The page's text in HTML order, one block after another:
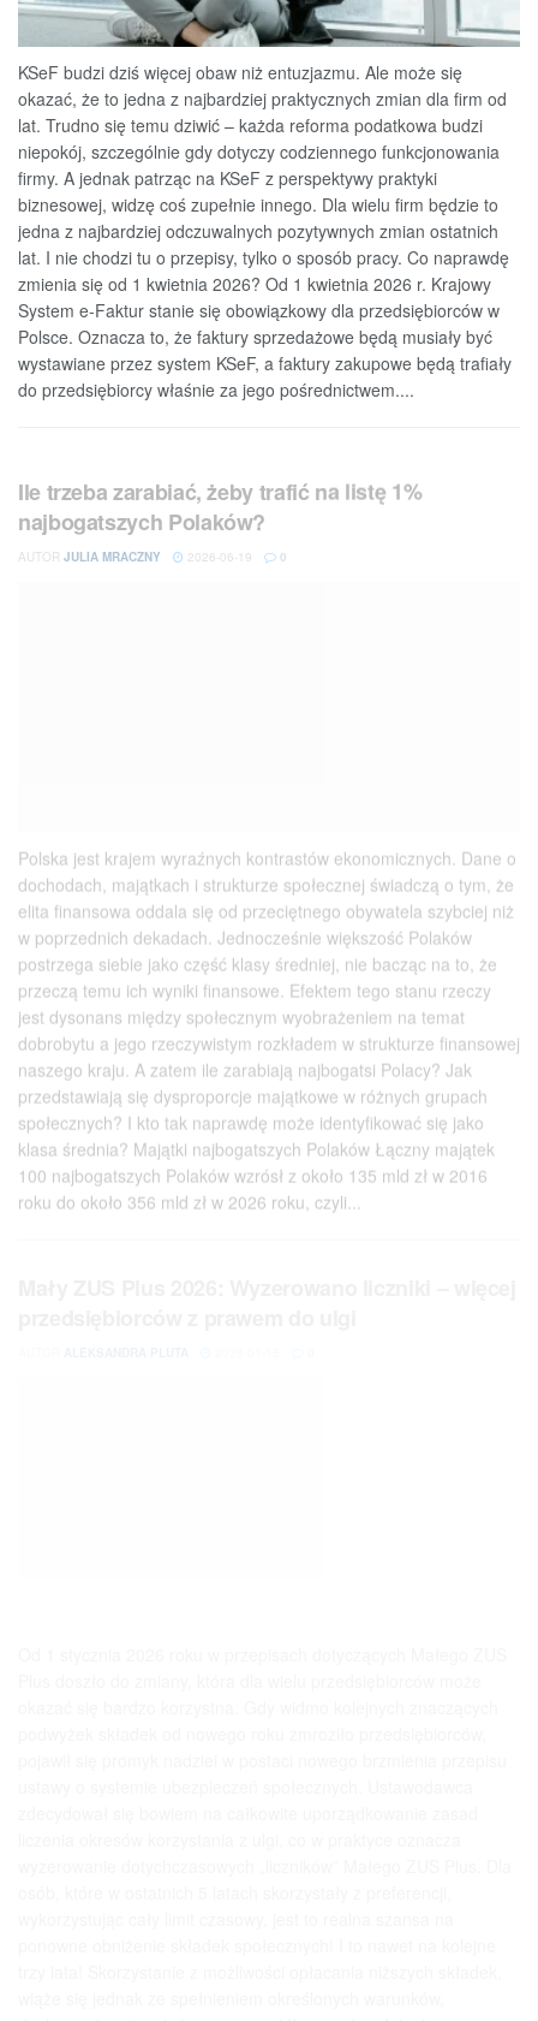
KSeF budzi dziś więcej obaw niż entuzjazmu. Ale może się
okazać, że to jedna z najbardziej praktycznych zmian dla firm od
lat. Trudno się temu dziwić – każda reforma podatkowa budzi
niepokój, szczególnie gdy dotyczy codziennego funkcjonowania
firmy. A jednak patrząc na KSeF z perspektywy praktyki
biznesowej, widzę coś zupełnie innego. Dla wielu firm będzie to
jedna z najbardziej odczuwalnych pozytywnych zmian ostatnich
lat. I nie chodzi tu o przepisy, tylko o sposób pracy. Co naprawdę
zmienia się od 1 kwietnia 2026? Od 1 kwietnia 2026 r. Krajowy
System e-Faktur stanie się obowiązkowy dla przedsiębiorców w
Polsce. Oznacza to, że faktury sprzedażowe będą musiały być
wystawiane przez system KSeF, a faktury zakupowe będą trafiały
do przedsiębiorcy właśnie za jego pośrednictwem....
najbogatszych Polaków?
AUTOR JULIA MRACZNY 2026-06-19
dochodach, majątkach i strukturze społecznej świadczą o tym, że
elita finansowa oddala się od przeciętnego obywatela szybciej niż
w poprzednich dekadach. Jednocześnie większość Polaków
postrzega siebie jako część klasy średniej, nie bacząc na to, że
przeczą temu ich wyniki finansowe. Efektem tego stanu rzeczy
jest dysonans między społecznym wyobrażeniem na temat
dobrobytu a jego rzeczywistym rozkładem w strukturze finansowej
naszego kraju. A zatem ile zarabiają najbogatsi Polacy? Jak
przedstawiają się dysproporcje majątkowe w różnych grupach
społecznych? I kto tak naprawdę może identyfikować się jako
klasa średnia? Majątki najbogatszych Polaków Łączny majątek
100 najbogatszych Polaków wzrósł z około 135 mld zł w 2016
roku do około 356 mld zł w 2026 roku, czyli...